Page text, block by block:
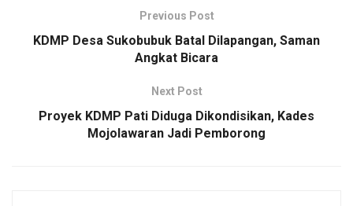
o
A
p
p
n
k
Previous Post
KDMP Desa Sukobubuk Batal Dilapangan, Saman
Angkat Bicara
Next Post
Proyek KDMP Pati Diduga Dikondisikan, Kades
Mojolawaran Jadi Pemborong